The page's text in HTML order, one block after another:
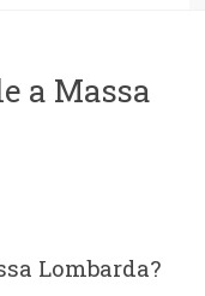
a Massa
Lombarda?